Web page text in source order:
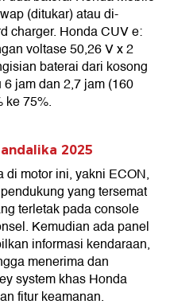
(ditukar) atau di-
charger. Honda CUV e:
voltase 50,26 V x 2
baterai dari kosong
jam dan 2,7 jam (160
ke 75%.
2025
di motor ini, yakni ECON,
yang tersemat
terletak pada console
Kemudian ada panel
informasi kendaraan,
menerima dan
system khas Honda
fitur keamanan.